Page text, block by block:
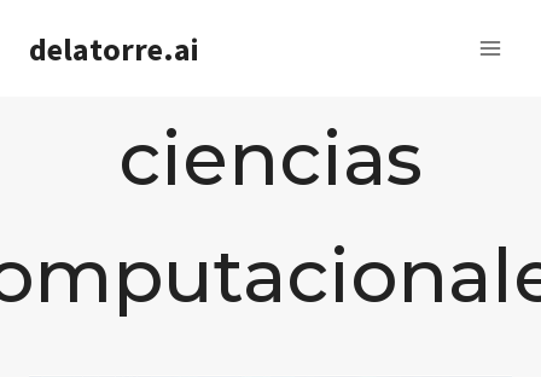
delatorre.ai
ciencias